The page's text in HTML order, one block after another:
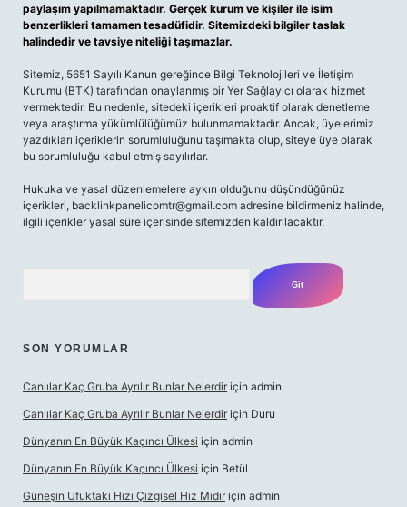
paylaşım yapılmamaktadır. Gerçek kurum ve kişiler ile isim
benzerlikleri tamamen tesadüfidir. Sitemizdeki bilgiler taslak
halindedir ve tavsiye niteliği taşımazlar.
Sitemiz, 5651 Sayılı Kanun gereğince Bilgi Teknolojileri ve İletişim
Kurumu (BTK) tarafından onaylanmış bir Yer Sağlayıcı olarak hizmet
vermektedir. Bu nedenle, sitedeki içerikleri proaktif olarak denetleme
veya araştırma yükümlülüğümüz bulunmamaktadır. Ancak, üyelerimiz
yazdıkları içeriklerin sorumluluğunu taşımakta olup, siteye üye olarak
bu sorumluluğu kabul etmiş sayılırlar.
Hukuka ve yasal düzenlemelere aykırı olduğunu düşündüğünüz
içerikleri, backlinkpanelicomtr@gmail.com adresine bildirmeniz halinde,
ilgili içerikler yasal süre içerisinde sitemizden kaldırılacaktır.
SON YORUMLAR
Canlılar Kaç Gruba Ayrılır Bunlar Nelerdir için admin
Canlılar Kaç Gruba Ayrılır Bunlar Nelerdir için Duru
Dünyanın En Büyük Kaçıncı Ülkesi için admin
Dünyanın En Büyük Kaçıncı Ülkesi için Betül
Güneşin Ufuktaki Hızı Çizgisel Hız Mıdır için admin